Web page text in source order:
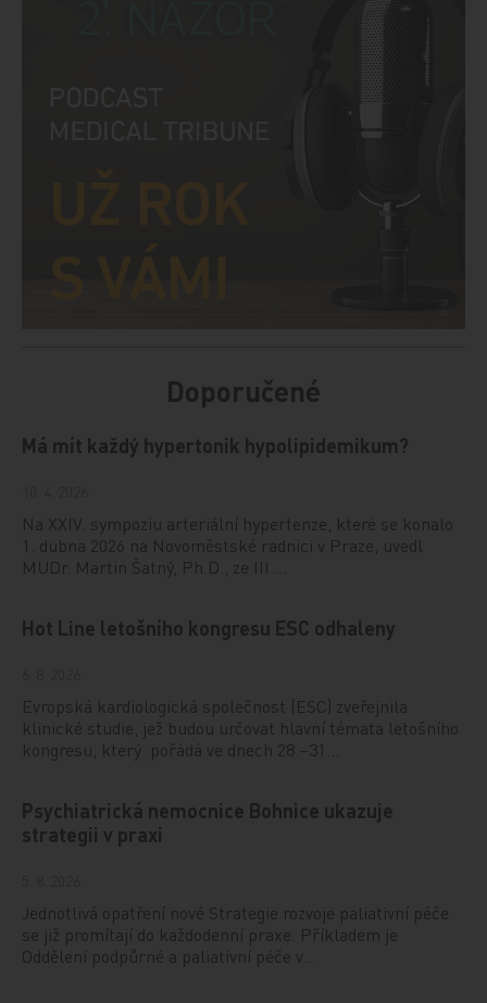
Doporučené
Má mít každý hypertonik hypolipidemikum?
Na XXIV. sympoziu arteriální hypertenze, které se konalo
1. dubna 2026 na Novoměstské radnici v Praze, uvedl
MUDr. Martin Šatný, Ph.D., ze III.…
Hot Line letošního kongresu ESC odhaleny
Evropská kardiologická společnost (ESC) zveřejnila
klinické studie, jež budou určovat hlavní témata letošního
kongresu, který pořádá ve dnech 28.–31…
Psychiatrická nemocnice Bohnice ukazuje
strategii v praxi
Jednotlivá opatření nové Strategie rozvoje paliativní péče
se již promítají do každodenní praxe. Příkladem je
Oddělení podpůrné a paliativní péče v…